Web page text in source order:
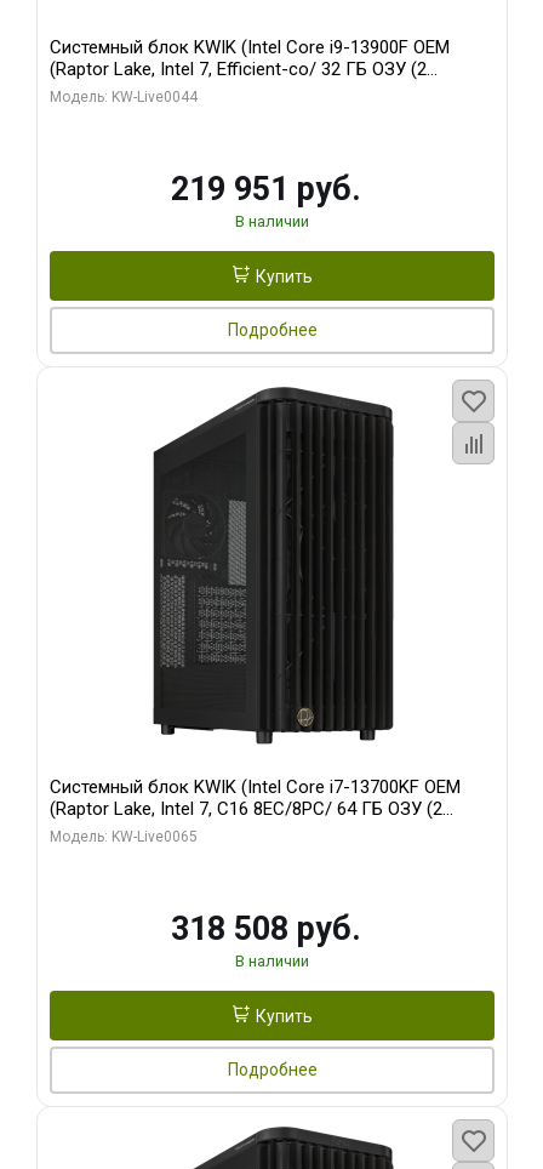
Системный блок KWIK (Intel Core i9-13900F OEM
(Raptor Lake, Intel 7, Efficient-co/ 32 ГБ ОЗУ (2
модуля)/ Gigabyte RTX5070Ti AERO OC 16GB GDDR7
Модель: KW-Live0044
219 951 руб.
В наличии
Купить
Подробнее
Системный блок KWIK (Intel Core i7-13700KF OEM
(Raptor Lake, Intel 7, C16 8EC/8PC/ 64 ГБ ОЗУ (2
модуля)/ ASUS RTX5080 PROART OC 16GB GDDR7
Модель: KW-Live0065
318 508 руб.
В наличии
Купить
Подробнее